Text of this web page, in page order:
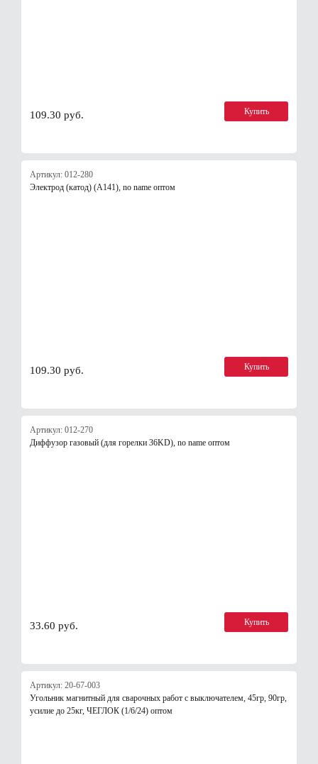
109.30 руб. Купить
Артикул: 012-280
Электрод (катод) (А141), no name оптом
109.30 руб. Купить
Артикул: 012-270
Диффузор газовый (для горелки 36KD), no name оптом
33.60 руб. Купить
Артикул: 20-67-003
Угольник магнитный для сварочных работ с выключателем, 45гр, 90гр,
усилие до 25кг, ЧЕГЛОК (1/6/24) оптом